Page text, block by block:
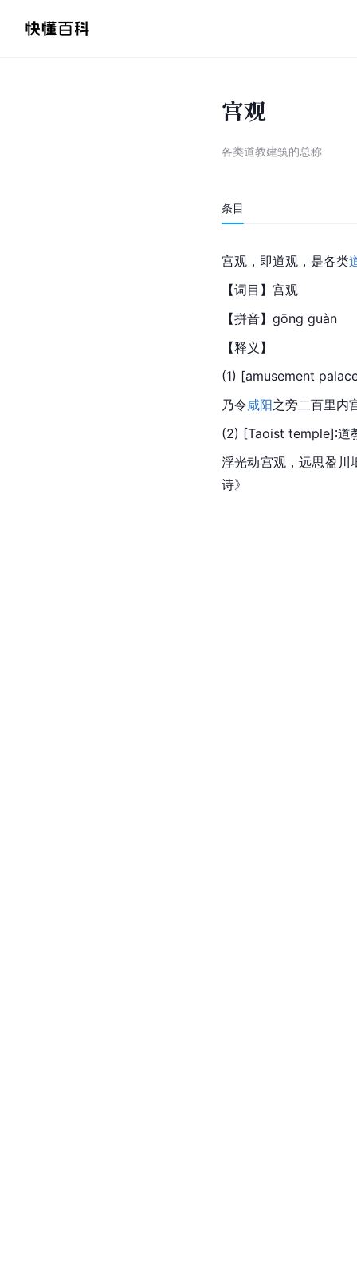
宫观
各类道教建筑的总称
条目
宫观，即道观，是各类
【词目】宫观
【拼音】gōng guàn
【释义】
(1) [amusement
乃令咸阳之旁二百里内
(2) [Taoist temple]∶道
浮光动宫观，远思盈
诗》